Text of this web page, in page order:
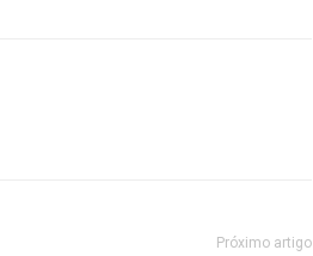
Próximo artigo